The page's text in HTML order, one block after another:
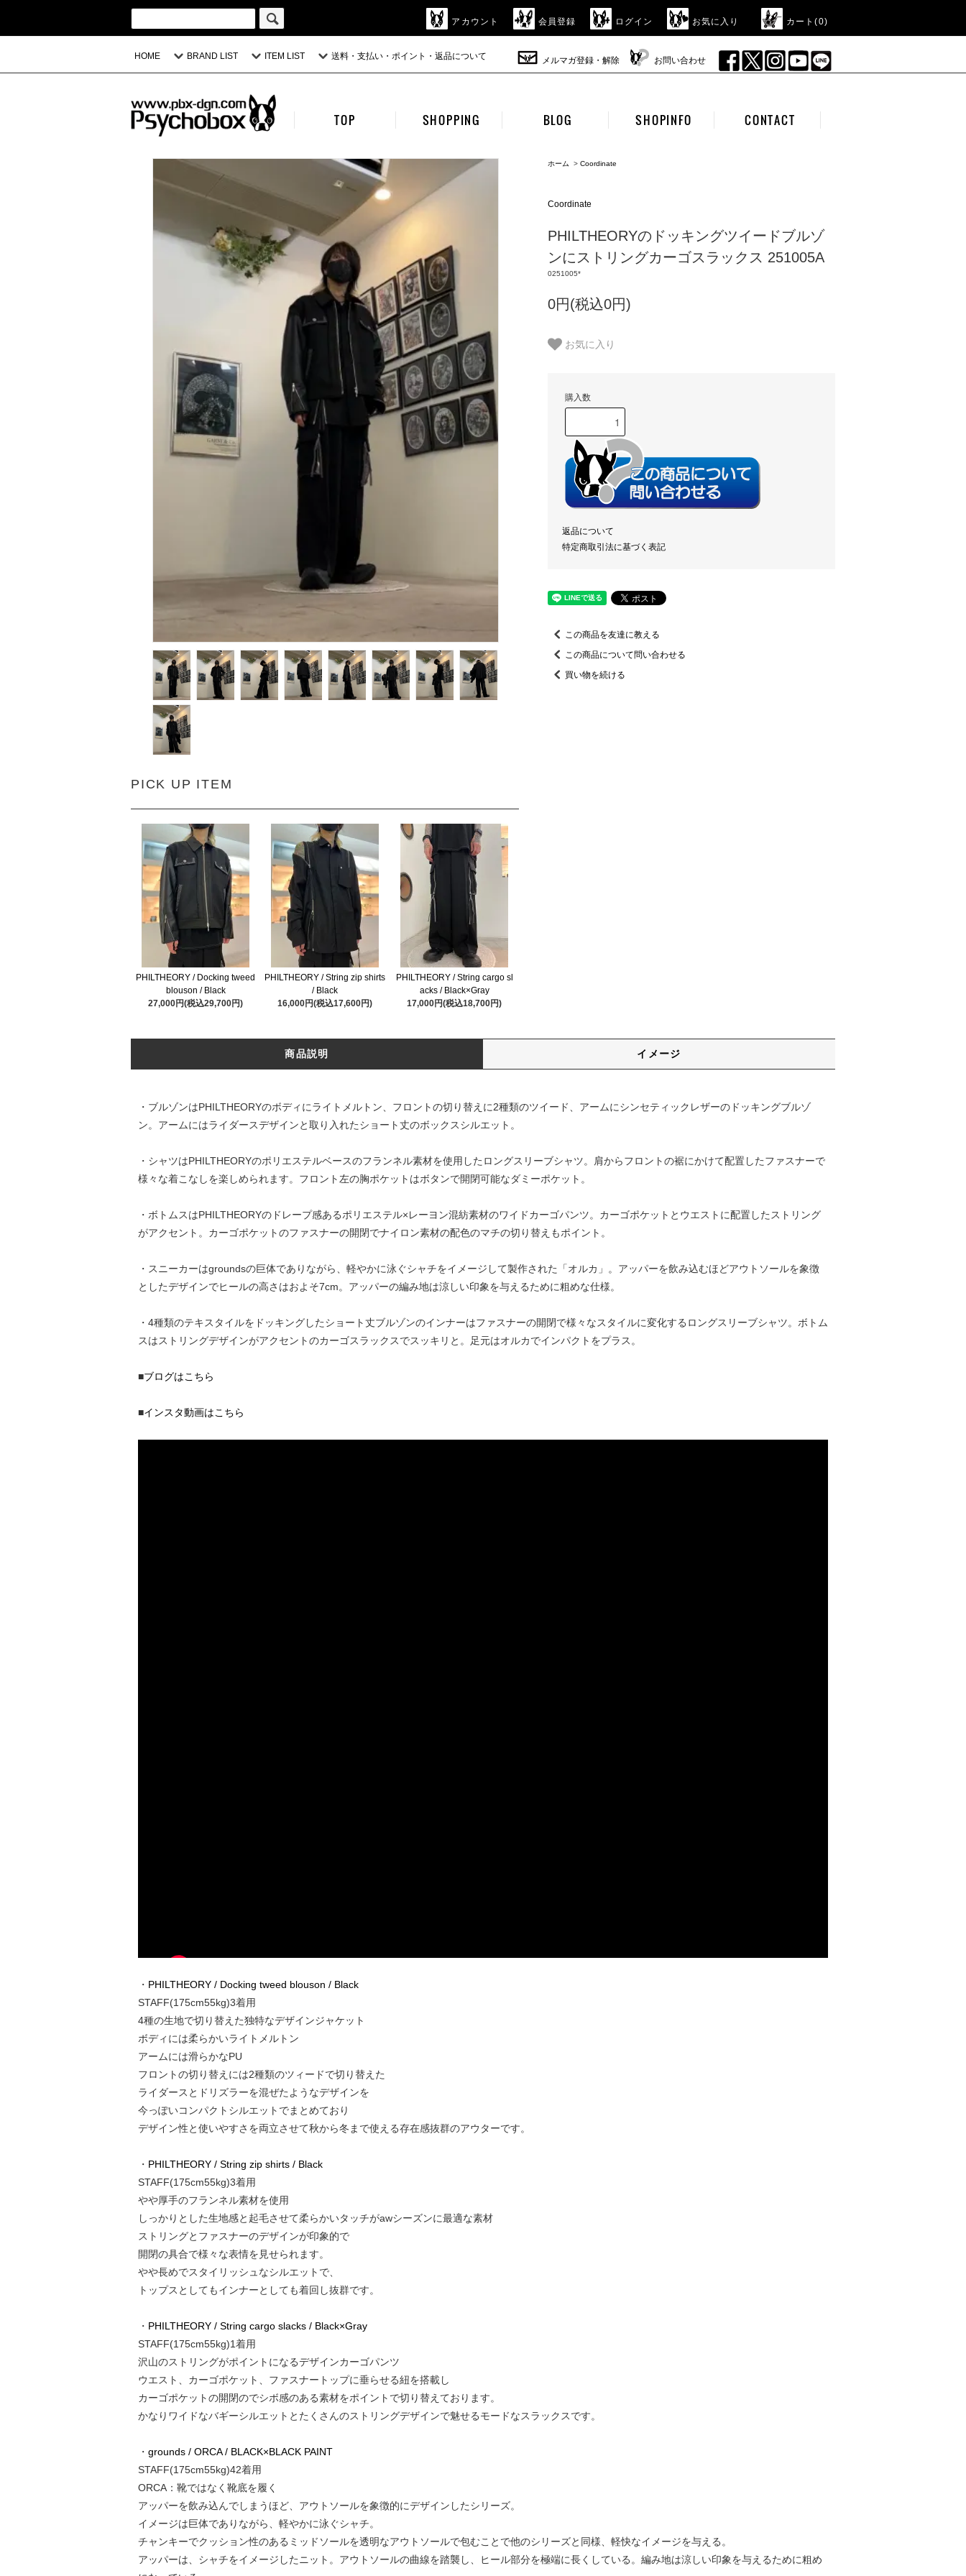
アカウント 会員登録 ログイン お気に入り カート(0)
HOME BRAND LIST ITEM LIST 送料・支払い・ポイント・返品について メルマガ登録・解除 お問い合わせ
TOP SHOPPING BLOG SHOPINFO CONTACT
PICK UP ITEM
PHILTHEORY / Docking tweed
blouson / Black
27,000円(税込29,700円)
PHILTHEORY / String zip shirts
/ Black
16,000円(税込17,600円)
PHILTHEORY / String cargo sl
acks / Black×Gray
17,000円(税込18,700円)
ホーム > Coordinate
Coordinate
PHILTHEORYのドッキングツイードブルゾ
ンにストリングカーゴスラックス 251005A
0251005*
0円(税込0円)
お気に入り
購入数
返品について
特定商取引法に基づく表記
この商品を友達に教える
この商品について問い合わせる
買い物を続ける
商品説明 イメージ
・ブルゾンはPHILTHEORYのボディにライトメルトン、フロントの切り替えに2種類のツイード、アームにシンセティックレザーのドッキングブルゾ
ン。アームにはライダースデザインと取り入れたショート丈のボックスシルエット。
・シャツはPHILTHEORYのポリエステルベースのフランネル素材を使用したロングスリーブシャツ。肩からフロントの裾にかけて配置したファスナーで
様々な着こなしを楽しめられます。フロント左の胸ポケットはボタンで開閉可能なダミーポケット。
・ボトムスはPHILTHEORYのドレープ感あるポリエステル×レーヨン混紡素材のワイドカーゴパンツ。カーゴポケットとウエストに配置したストリング
がアクセント。カーゴポケットのファスナーの開閉でナイロン素材の配色のマチの切り替えもポイント。
・スニーカーはgroundsの巨体でありながら、軽やかに泳ぐシャチをイメージして製作された「オルカ」。アッパーを飲み込むほどアウトソールを象徴
としたデザインでヒールの高さはおよそ7cm。アッパーの編み地は涼しい印象を与えるために粗めな仕様。
・4種類のテキスタイルをドッキングしたショート丈ブルゾンのインナーはファスナーの開閉で様々なスタイルに変化するロングスリーブシャツ。ボトム
スはストリングデザインがアクセントのカーゴスラックスでスッキリと。足元はオルカでインパクトをプラス。
■ブログはこちら
■インスタ動画はこちら
・ PHILTHEORY / Docking tweed blouson / Black
STAFF(175cm55kg)3着用
4種の生地で切り替えた独特なデザインジャケット
ボディには柔らかいライトメルトン
アームには滑らかなPU
フロントの切り替えには2種類のツィードで切り替えた
ライダースとドリズラーを混ぜたようなデザインを
今っぽいコンパクトシルエットでまとめており
デザイン性と使いやすさを両立させて秋から冬まで使える存在感抜群のアウターです。
・ PHILTHEORY / String zip shirts / Black
STAFF(175cm55kg)3着用
やや厚手のフランネル素材を使用
しっかりとした生地感と起毛させて柔らかいタッチがawシーズンに最適な素材
ストリングとファスナーのデザインが印象的で
開閉の具合で様々な表情を見せられます。
やや長めでスタイリッシュなシルエットで、
トップスとしてもインナーとしても着回し抜群です。
・ PHILTHEORY / String cargo slacks / Black×Gray
STAFF(175cm55kg)1着用
沢山のストリングがポイントになるデザインカーゴパンツ
ウエスト、カーゴポケット、ファスナートップに垂らせる紐を搭載し
カーゴポケットの開閉のでシボ感のある素材をポイントで切り替えております。
かなりワイドなバギーシルエットとたくさんのストリングデザインで魅せるモードなスラックスです。
・ grounds / ORCA / BLACK×BLACK PAINT
STAFF(175cm55kg)42着用
ORCA：靴ではなく靴底を履く
アッパーを飲み込んでしまうほど、アウトソールを象徴的にデザインしたシリーズ。
イメージは巨体でありながら、軽やかに泳ぐシャチ。
チャンキーでクッション性のあるミッドソールを透明なアウトソールで包むことで他のシリーズと同様、軽快なイメージを与える。
アッパーは、シャチをイメージしたニット。アウトソールの曲線を踏襲し、ヒール部分を極端に長くしている。編み地は涼しい印象を与えるために粗め